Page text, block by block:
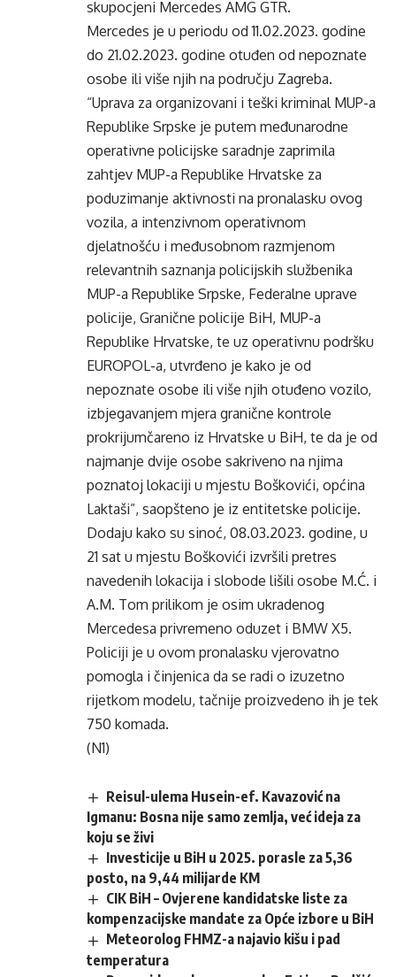
skupocjeni Mercedes AMG GTR.
Mercedes je u periodu od 11.02.2023. godine
do 21.02.2023. godine otuđen od nepoznate
osobe ili više njih na području Zagreba.
“Uprava za organizovani i teški kriminal MUP-a
Republike Srpske je putem međunarodne
operativne policijske saradnje zaprimila
zahtjev MUP-a Republike Hrvatske za
poduzimanje aktivnosti na pronalasku ovog
vozila, a intenzivnom operativnom
djelatnošću i međusobnom razmjenom
relevantnih saznanja policijskih službenika
MUP-a Republike Srpske, Federalne uprave
policije, Granične policije BiH, MUP-a
Republike Hrvatske, te uz operativnu podršku
EUROPOL-a, utvrđeno je kako je od
nepoznate osobe ili više njih otuđeno vozilo,
izbjegavanjem mjera granične kontrole
prokrijumčareno iz Hrvatske u BiH, te da je od
najmanje dvije osobe sakriveno na njima
poznatoj lokaciji u mjestu Boškovići, općina
Laktaši”, saopšteno je iz entitetske policije.
Dodaju kako su sinoć, 08.03.2023. godine, u
21 sat u mjestu Boškovići izvršili pretres
navedenih lokacija i slobode lišili osobe M.Ć. i
A.M. Tom prilikom je osim ukradenog
Mercedesa privremeno oduzet i BMW X5.
Policiji je u ovom pronalasku vjerovatno
pomogla i činjenica da se radi o izuzetno
rijetkom modelu, tačnije proizvedeno ih je tek
750 komada.
(N1)
Reisul-ulema Husein-ef. Kavazović na
Igmanu: Bosna nije samo zemlja, već ideja za
koju se živi
Investicije u BiH u 2025. porasle za 5,36
posto, na 9,44 milijarde KM
CIK BiH – Ovjerene kandidatske liste za
kompenzacijske mandate za Opće izbore u BiH
Meteorolog FHMZ-a najavio kišu i pad
temperatura